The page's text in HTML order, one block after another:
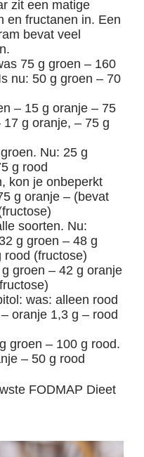
zit een matige
en fructanen in. Een
bevat veel
75 g groen – 160
nu: 50 g groen – 70
– 15 g oranje – 75
g oranje, – 75 g
Nu: 25 g
g rood
kon je onbeperkt
g oranje – (bevat
soorten. Nu:
g groen – 48 g
rood (fructose)
groen – 42 g oranje
was: alleen rood
oranje 1,3 g – rood
groen – 100 g rood.
– 50 g rood
FODMAP Dieet